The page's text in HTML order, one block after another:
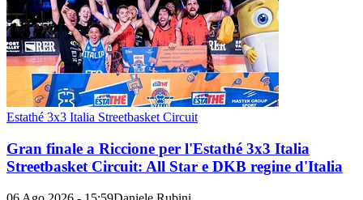
Estathé 3x3 Italia Streetbasket Circuit
Gran finale a Riccione per l'Estathé 3x3 Italia
Streetbasket Circuit: All Star e DKB regine d'Italia